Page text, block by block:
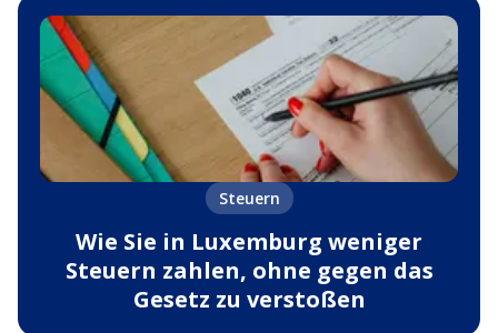
Steuern
Wie Sie in Luxemburg weniger
Steuern zahlen, ohne gegen das
Gesetz zu verstoßen